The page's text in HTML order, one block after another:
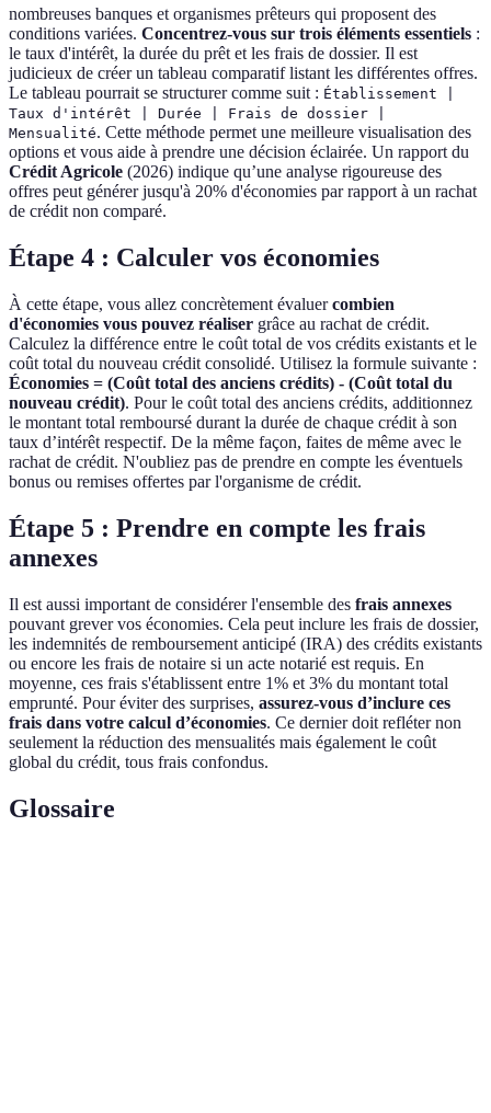
nombreuses banques et organismes prêteurs qui proposent des
conditions variées. Concentrez-vous sur trois éléments essentiels :
le taux d'intérêt, la durée du prêt et les frais de dossier. Il est
judicieux de créer un tableau comparatif listant les différentes offres.
Le tableau pourrait se structurer comme suit : Établissement |
Taux d'intérêt | Durée | Frais de dossier |
Mensualité. Cette méthode permet une meilleure visualisation des
options et vous aide à prendre une décision éclairée. Un rapport du
Crédit Agricole (2026) indique qu’une analyse rigoureuse des
offres peut générer jusqu'à 20% d'économies par rapport à un rachat
de crédit non comparé.
Étape 4 : Calculer vos économies
À cette étape, vous allez concrètement évaluercombien
d'économies vous pouvez réaliser grâce au rachat de crédit.
Calculez la différence entre le coût total de vos crédits existants et le
coût total du nouveau crédit consolidé. Utilisez la formule suivante :
Économies = (Coût total des anciens crédits) - (Coût total du
nouveau crédit). Pour le coût total des anciens crédits, additionnez
le montant total remboursé durant la durée de chaque crédit à son
taux d’intérêt respectif. De la même façon, faites de même avec le
rachat de crédit. N'oubliez pas de prendre en compte les éventuels
bonus ou remises offertes par l'organisme de crédit.
Étape 5 : Prendre en compte les frais
annexes
Il est aussi important de considérer l'ensemble des frais annexes
pouvant grever vos économies. Cela peut inclure les frais de dossier,
les indemnités de remboursement anticipé (IRA) des crédits existants
ou encore les frais de notaire si un acte notarié est requis. En
moyenne, ces frais s'établissent entre 1% et 3% du montant total
emprunté. Pour éviter des surprises, assurez-vous d’inclure ces
frais dans votre calcul d’économies. Ce dernier doit refléter non
seulement la réduction des mensualités mais également le coût
global du crédit, tous frais confondus.
Glossaire